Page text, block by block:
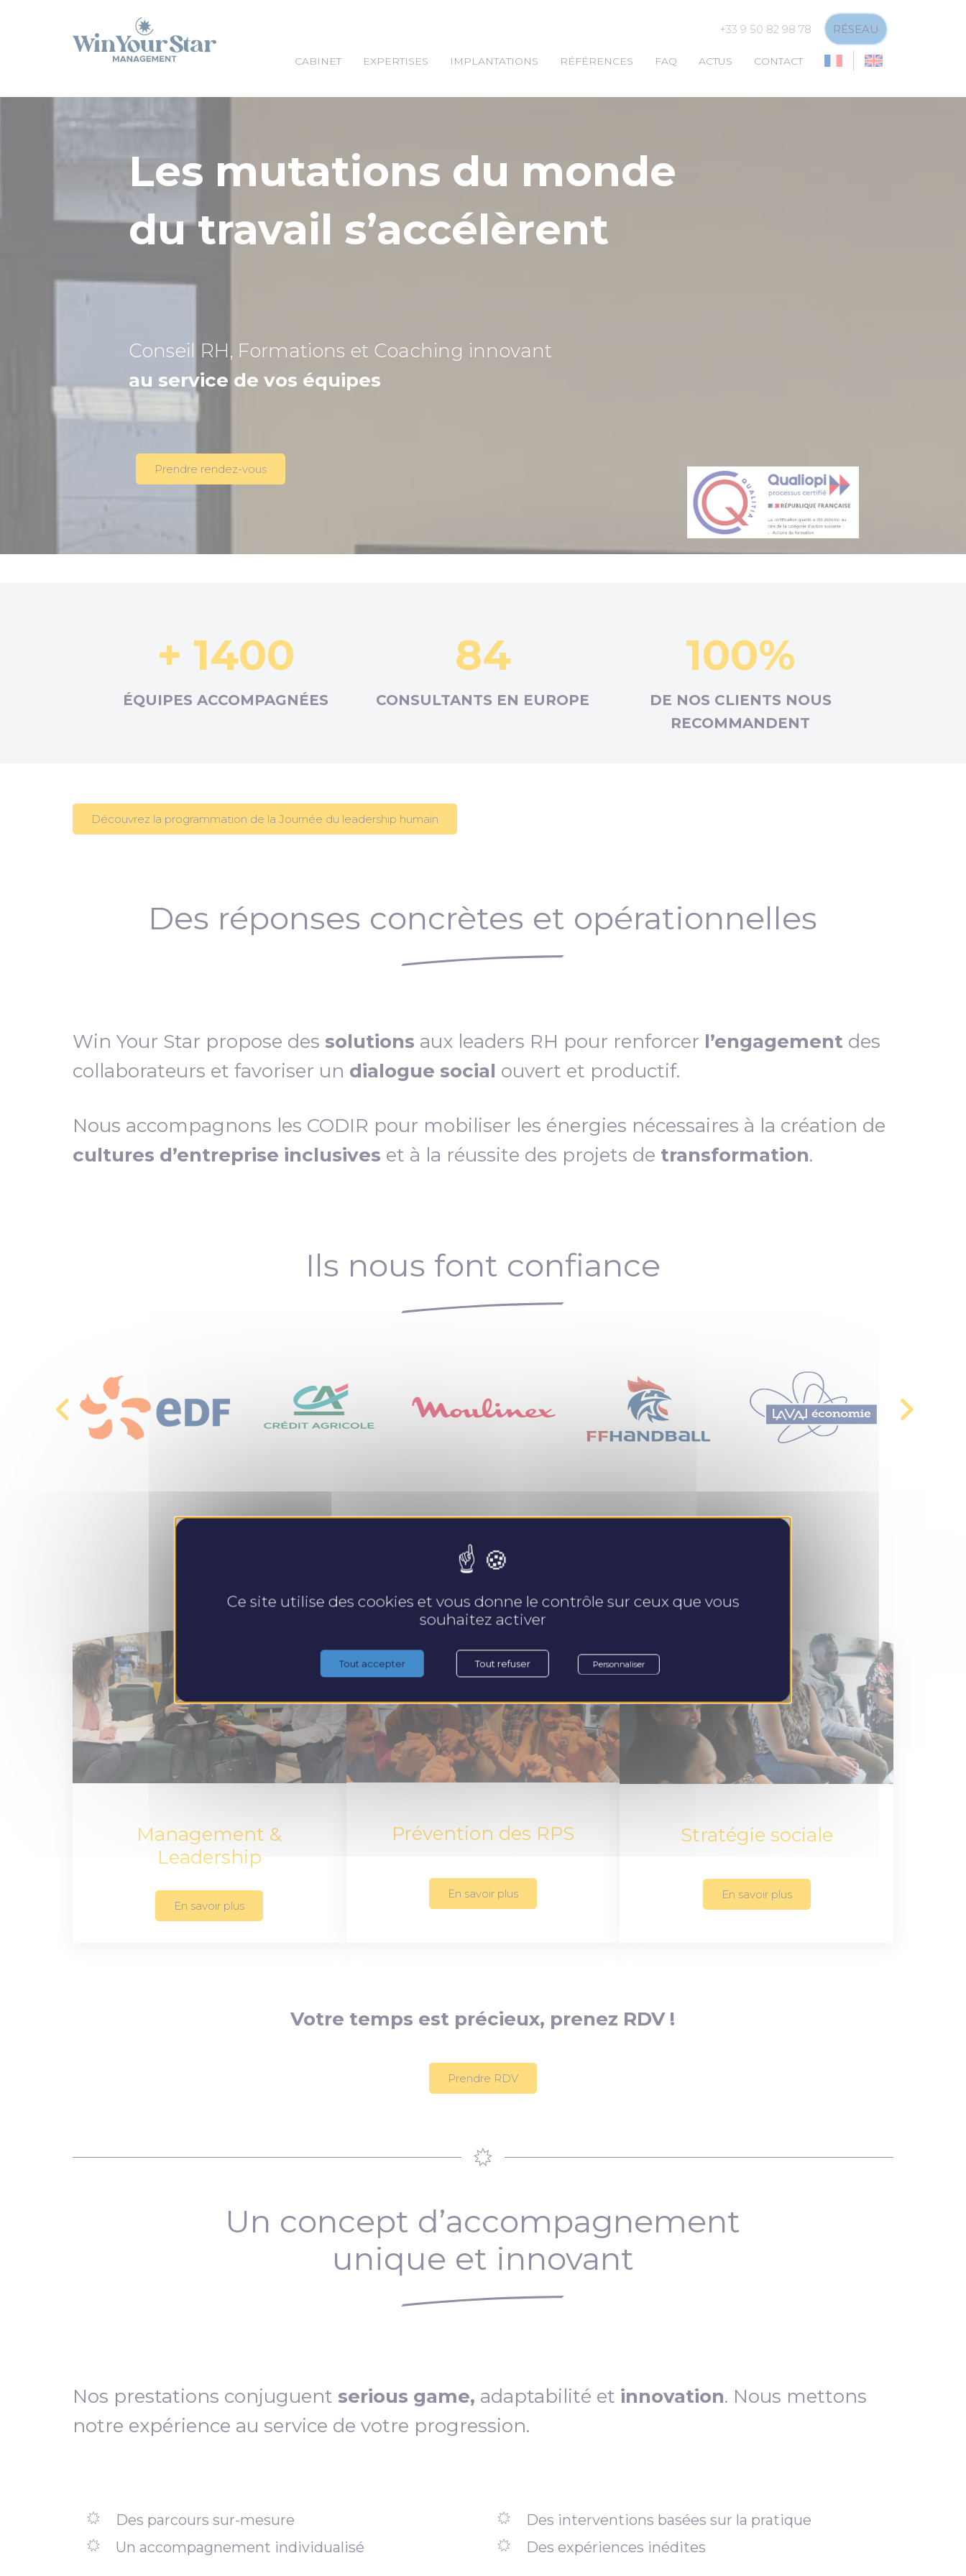
+33 9 50 82 98 78 RÉSEAU
CABINET EXPERTISES IMPLANTATIONS RÉFÉRENCES FAQ ACTUS CONTACT
Les mutations du monde
du travail s’accélèrent
Conseil RH, Formations et Coaching innovant
au service de vos équipes
Prendre rendez-vous
+ 1400
ÉQUIPES ACCOMPAGNÉES
84
CONSULTANTS EN EUROPE
100%
DE NOS CLIENTS NOUS
RECOMMANDENT
Découvrez la programmation de la Journée du leadership humain
Des réponses concrètes et opérationnelles
Win Your Star propose des solutions aux leaders RH pour renforcer l’engagement des
collaborateurs et favoriser un dialogue social ouvert et productif.
Nous accompagnons les CODIR pour mobiliser les énergies nécessaires à la création de
cultures d’entreprise inclusives et à la réussite des projets de transformation.
Ils nous font confiance
Nos expertises
Management &
Leadership
En savoir plus
Prévention des RPS
En savoir plus
Stratégie sociale
En savoir plus
Votre temps est précieux, prenez RDV !
Prendre RDV
Un concept d’accompagnement
unique et innovant
Nos prestations conjuguent serious game, adaptabilité et innovation. Nous mettons
notre expérience au service de votre progression.
Des parcours sur-mesure
Un accompagnement individualisé
Des interventions basées sur la pratique
Des expériences inédites
Ce site utilise des cookies et vous donne le contrôle sur ceux que vous
souhaitez activer
Tout accepter Tout refuser Personnaliser